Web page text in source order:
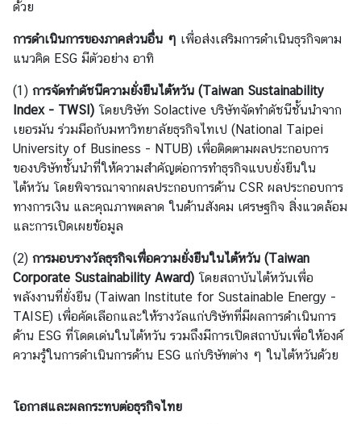
ร
ณ์
ศ
ร
ษ
ฐ
กิ
จ
ไ
ต้
วั
น
ป
ร
ะ
ศ
ด้วย
การดำเนินการของภาคส่วนอื่น ๆ เพื่อส่งเสริมการดำเนินธุรกิจตาม
แนวคิด ESG มีตัวอย่าง อาทิ
(1) การจัดทำดัชนีความยั่งยืนไต้หวัน (Taiwan Sustainability
Index - TWSI) โดยบริษัท Solactive บริษัทจัดทำดัชนีชั้นนำจาก
เยอรมัน ร่วมมือกับมหาวิทยาลัยธุรกิจไทเป (National Taipei
University of Business - NTUB) เพื่อติดตามผลประกอบการ
ของบริษัทชั้นนำที่ให้ความสำคัญต่อการทำธุรกิจแบบยั่งยืนใน
ไต้หวัน โดยพิจารณาจากผลประกอบการด้าน CSR ผลประกอบการ
ทางการเงิน และคุณภาพตลาด ในด้านสังคม เศรษฐกิจ สิ่งแวดล้อม
และการเปิดเผยข้อมูล
(2) การมอบรางวัลธุรกิจเพื่อความยั่งยืนในไต้หวัน (Taiwan
Corporate Sustainability Award) โดยสถาบันไต้หวันเพื่อ
พลังงานที่ยั่งยืน (Taiwan Institute for Sustainable Energy -
TAISE) เพื่อคัดเลือกและให้รางวัลแก่บริษัทที่มีผลการดำเนินการ
ด้าน ESG ที่โดดเด่นในไต้หวัน รวมถึงมีการเปิดสถาบันเพื่อให้องค์
ความรู้ในการดำเนินการด้าน ESG แก่บริษัทต่าง ๆ ในไต้หวันด้วย
โอกาสและผลกระทบต่อธุรกิจไทย